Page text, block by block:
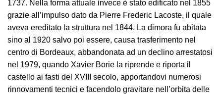
1737. Nella forma attuale invece è stato edificato nel 1855
grazie all’impulso dato da Pierre Frederic Lacoste, il quale
aveva ereditato la struttura nel 1844. La dimora fu abitata
sino al 1920 salvo poi essere, causa trasferimento nel
centro di Bordeaux, abbandonata ad un declino arrestatosi
nel 1979, quando Xavier Borie la riprende e riporta il
castello ai fasti del XVIII secolo, apportandovi numerosi
rinnovamenti tecnici e facendolo gravitare nell’orbita delle